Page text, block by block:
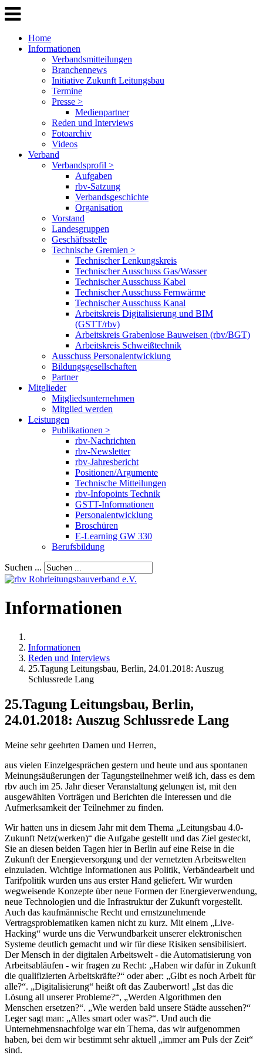
Home
Informationen
Verbandsmitteilungen
Branchennews
Initiative Zukunft Leitungsbau
Termine
Presse >
Medienpartner
Reden und Interviews
Fotoarchiv
Videos
Verband
Verbandsprofil >
Aufgaben
rbv-Satzung
Verbandsgeschichte
Organisation
Vorstand
Landesgruppen
Geschäftsstelle
Technische Gremien >
Technischer Lenkungskreis
Technischer Ausschuss Gas/Wasser
Technischer Ausschuss Kabel
Technischer Ausschuss Fernwärme
Technischer Ausschuss Kanal
Arbeitskreis Digitalisierung und BIM
(GSTT/rbv)
Arbeitskreis Grabenlose Bauweisen (rbv/BGT)
Arbeitskreis Schweißtechnik
Ausschuss Personalentwicklung
Bildungsgesellschaften
Partner
Mitglieder
Mitgliedsunternehmen
Mitglied werden
Leistungen
Publikationen >
rbv-Nachrichten
rbv-Newsletter
rbv-Jahresbericht
Positionen/Argumente
Technische Mitteilungen
rbv-Infopoints Technik
GSTT-Informationen
Personalentwicklung
Broschüren
E-Learning GW 330
Berufsbildung
Suchen ...
Informationen
Informationen
Reden und Interviews
25.Tagung Leitungsbau, Berlin, 24.01.2018: Auszug
Schlussrede Lang
25.Tagung Leitungsbau, Berlin,
24.01.2018: Auszug Schlussrede Lang
Meine sehr geehrten Damen und Herren,
aus vielen Einzelgesprächen gestern und heute und aus spontanen
Meinungsäußerungen der Tagungsteilnehmer weiß ich, dass es dem
rbv auch im 25. Jahr dieser Veranstaltung gelungen ist, mit den
ausgewählten Vorträgen und Berichten die Interessen und die
Aufmerksamkeit der Teilnehmer zu finden.
Wir hatten uns in diesem Jahr mit dem Thema „Leitungsbau 4.0-
Zukunft Netz(werken)“ die Aufgabe gestellt und das Ziel gesteckt,
Sie an diesen beiden Tagen hier in Berlin auf eine Reise in die
Zukunft der Energieversorgung und der vernetzten Arbeitswelten
einzuladen. Wichtige Informationen aus Politik, Verbändearbeit und
Tarifpolitik wurden uns aus erster Hand geliefert. Wir wurden
wegweisende Konzepte über neue Formen der Energieverwendung,
neue Technologien und die Infrastruktur der Zukunft vorgestellt.
Auch das kaufmännische Recht und ernstzunehmende
Vertragsproblematiken kamen nicht zu kurz. Mit einem „Live-
Hacking“ wurde uns die Verwundbarkeit unserer elektronischen
Systeme deutlich gemacht und wir für diese Risiken sensibilisiert.
Der Mensch in der digitalen Arbeitswelt - die Automatisierung von
Arbeitsabläufen - wir fragen zu Recht: „Haben wir dafür in Zukunft
die qualifizierten Arbeitskräfte?“ oder aber: „Gibt es noch Arbeit für
alle?“. „Digitalisierung“ heißt oft das Zauberwort! „Ist das die
Lösung all unserer Probleme?“, „Werden Algorithmen den
Menschen ersetzen?“. „Wie werden bald unsere Städte aussehen?“
Leger sagt man: „Alles smart oder was?“. Und auch die
Unternehmensnachfolge war ein Thema, das wir aufgenommen
haben, bei dem wir bestimmt sehr aktuell „immer am Puls der Zeit“
sind.